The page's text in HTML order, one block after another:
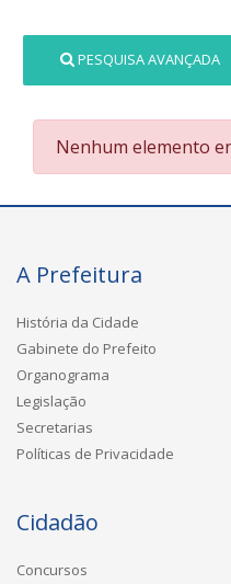
PESQUISA AVANÇADA
Nenhum elemento
A Prefeitura
História da Cidade
Gabinete do Prefeito
Organograma
Legislação
Secretarias
Políticas de Privacidade
Cidadão
Concursos